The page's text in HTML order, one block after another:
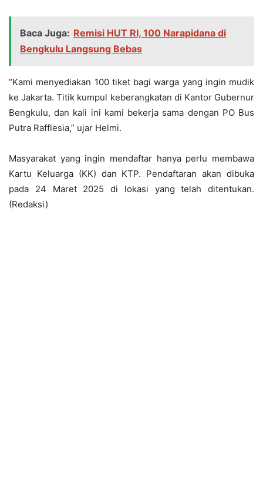
Baca Juga: Remisi HUT RI, 100 Narapidana di
Bengkulu Langsung Bebas
“Kami menyediakan 100 tiket bagi warga yang ingin mudik
ke Jakarta. Titik kumpul keberangkatan di Kantor Gubernur
Bengkulu, dan kali ini kami bekerja sama dengan PO Bus
Putra Rafflesia,” ujar Helmi.
Masyarakat yang ingin mendaftar hanya perlu membawa
Kartu Keluarga (KK) dan KTP. Pendaftaran akan dibuka
pada 24 Maret 2025 di lokasi yang telah ditentukan.
(Redaksi)